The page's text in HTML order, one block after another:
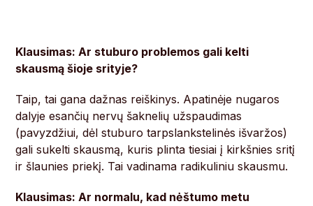
Klausimas: Ar stuburo problemos gali kelti
skausmą šioje srityje?
Taip, tai gana dažnas reiškinys. Apatinėje nugaros
dalyje esančių nervų šaknelių užspaudimas
(pavyzdžiui, dėl stuburo tarpslankstelinės išvaržos)
gali sukelti skausmą, kuris plinta tiesiai į kirkšnies sritį
ir šlaunies priekį. Tai vadinama radikuliniu skausmu.
Klausimas: Ar normalu, kad nėštumo metu